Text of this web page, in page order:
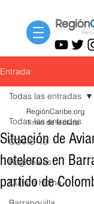
Entrada
Todas las entradas
COVID-19
Regionales
Cultura Home
Todas las entradas
Situación de
hoteleros en
partido de
RegiónCaribe.org
1 min de lectura